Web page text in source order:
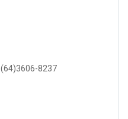
(64)3606-8237